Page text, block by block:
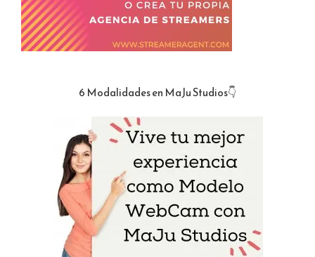
6 Modalidades en MaJu Studios👇